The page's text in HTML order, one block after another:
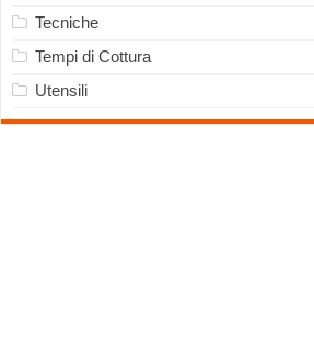
Tecniche
Tempi di Cottura
Utensili